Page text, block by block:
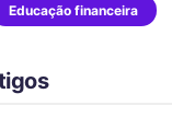
Educação financeira